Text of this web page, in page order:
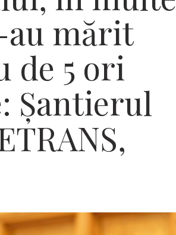
au mărit
de 5 ori
Șantierul